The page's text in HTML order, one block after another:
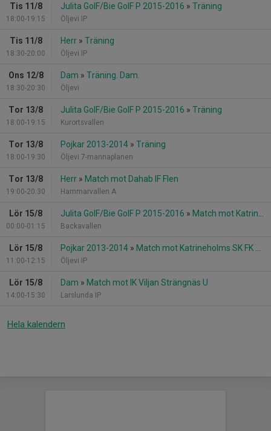
Tis 11/8
18:00-19:15
Julita GoIF/Bie GoIF P 2015-2016 » Träning
Öljevi IP
Tis 11/8
18:30-20:00
Herr » Träning
Öljevi IP
Ons 12/8
18:30-20:30
Dam » Träning. Dam.
Öljevi
Tor 13/8
18:00-19:15
Julita GoIF/Bie GoIF P 2015-2016 » Träning
Kurortsvallen
Tor 13/8
18:00-19:30
Pojkar 2013-2014 » Träning
Öljevi 7-mannaplanen
Tor 13/8
19:00-20:30
Herr » Match mot Dahab IF Flen
Hammarvallen A
Lör 15/8
00:00-01:15
Julita GoIF/Bie GoIF P 2015-2016 » Match mot Katrineholms SK FK P 2015
Backavallen
Lör 15/8
11:00-12:15
Pojkar 2013-2014 » Match mot Katrineholms SK FK P 2015 Röd
Öljevi IP
Lör 15/8
14:00-15:30
Dam » Match mot IK Viljan Strängnäs U
Larslunda IP
Hela kalendern